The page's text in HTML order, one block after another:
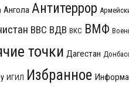
Ангола Антитеррор
ВВС ВДВ ВКС ВМФ
точки Дагестан
ИГИЛ Избранное